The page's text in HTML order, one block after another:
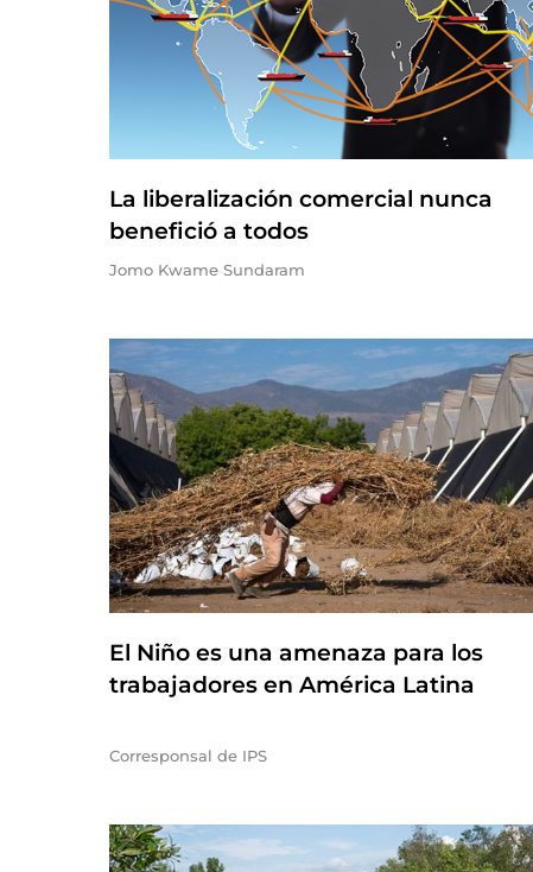
La liberalización comercial nunca
benefició a todos
Jomo Kwame Sundaram
El Niño es una amenaza para los
trabajadores en América Latina
Corresponsal de IPS